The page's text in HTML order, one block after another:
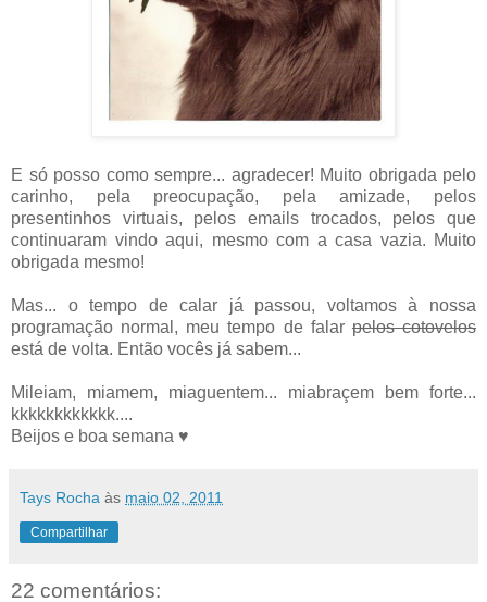
E só posso como sempre... agradecer! Muito obrigada pelo
carinho, pela preocupação, pela amizade, pelos
presentinhos virtuais, pelos emails trocados, pelos que
continuaram vindo aqui, mesmo com a casa vazia. Muito
obrigada mesmo!
Mas... o tempo de calar já passou, voltamos à nossa
programação normal, meu tempo de falar pelos cotovelos
está de volta. Então vocês já sabem...
Mileiam, miamem, miaguentem... miabraçem bem forte...
kkkkkkkkkkkk....
Beijos e boa semana ♥
Tays Rocha às maio 02, 2011
Compartilhar
22 comentários: